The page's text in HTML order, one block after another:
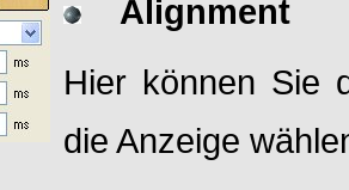
Alignment
Hier können Sie
die Anzeige